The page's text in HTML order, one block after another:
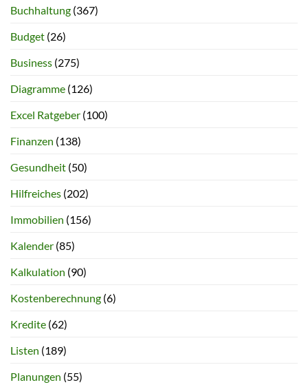
Buchhaltung (367)
Budget (26)
Business (275)
Diagramme (126)
Excel Ratgeber (100)
Finanzen (138)
Gesundheit (50)
Hilfreiches (202)
Immobilien (156)
Kalender (85)
Kalkulation (90)
Kostenberechnung (6)
Kredite (62)
Listen (189)
Planungen (55)